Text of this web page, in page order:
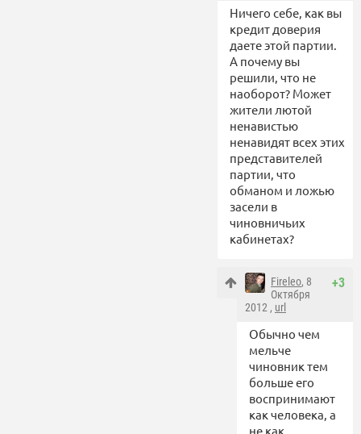
Ничего себе, как вы
кредит доверия
даете этой партии.
А почему вы
решили, что не
наоборот? Может
жители лютой
ненавистью
ненавидят всех этих
представителей
партии, что
обманом и ложью
засели в
чиновничьих
кабинетах?
+3
Fireleo, 8
Октября
2012 , url
Обычно чем
мельче
чиновник тем
больше его
воспринимают
как человека, а
не как